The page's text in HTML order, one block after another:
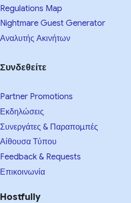
Regulations Map
Nightmare Guest Generator
Αναλυτής Ακινήτων
Συνδεθείτε
Partner Promotions
Εκδηλώσεις
Συνεργάτες & Παραπομπές
Αίθουσα Τύπου
Feedback & Requests
Επικοινωνία
Hostfully